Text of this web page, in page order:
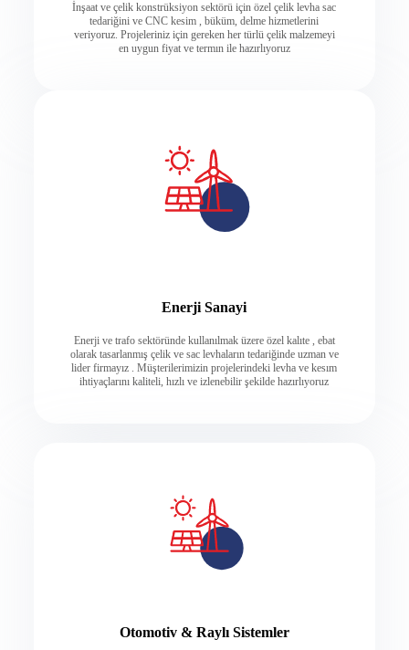
İnşaat ve çelik konstrüksiyon sektörü için özel çelik levha sac
tedariğini ve CNC kesim , büküm, delme hizmetlerini
veriyoruz. Projeleriniz için gereken her türlü çelik malzemeyi
en uygun fiyat ve termın ile hazırlıyoruz
Enerji Sanayi
Enerji ve trafo sektöründe kullanılmak üzere özel kalıte , ebat
olarak tasarlanmış çelik ve sac levhaların tedariğinde uzman ve
lider firmayız . Müşterilerimizin projelerindeki levha ve kesım
ihtiyaçlarını kaliteli, hızlı ve izlenebilir şekilde hazırlıyoruz
Otomotiv & Raylı Sistemler